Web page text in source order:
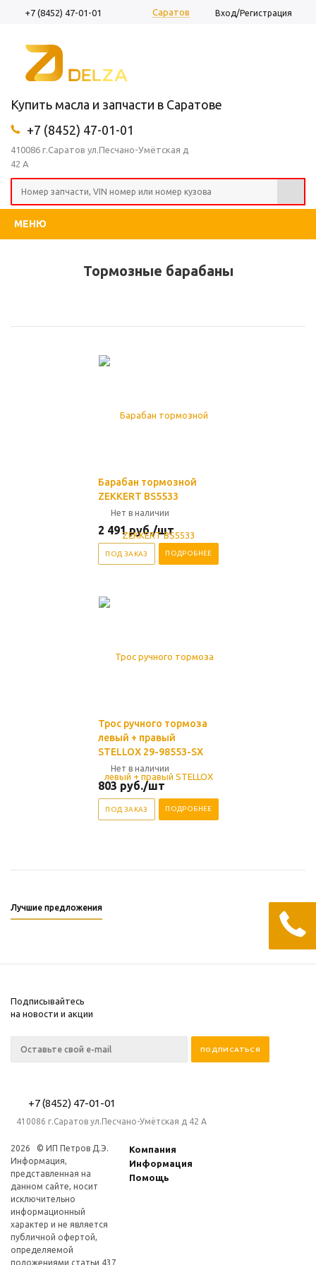
Саратов
+7 (8452) 47-01-01 Вход/Регистрация
МЕНЮ
Купить масла и запчасти в Саратове
410086 г.Саратов ул.Песчано-Умётская д
42 А
+7 (8452) 47-01-01
Тормозные барабаны
Барабан тормозной
ZEKKERT BS5533
Нет в наличии
2 491руб./шт
ПОД ЗАКАЗ ПОДРОБНЕЕ
Трос ручного тормоза
левый + правый
STELLOX 29-98553-SX
Нет в наличии
803 руб./шт
ПОД ЗАКАЗ ПОДРОБНЕЕ
Лучшие предложения
Подписывайтесь
на новости и акции
+7 (8452) 47-01-01
410086 г.Саратов ул.Песчано-Умётская д 42 А
2026 © ИП Петров Д.Э.
Информация,
представленная на
данном сайте, носит
исключительно
информационный
характер и не является
публичной офертой,
определяемой
положениями статьи 437
Компания
Информация
Помощь